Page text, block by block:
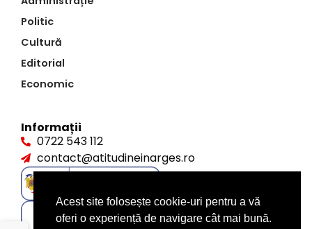
Politic
Cultură
Editorial
Economic
Informații
0722 543 112
contact@atitudineinarges.ro
Acest site folosește cookie-uri pentru a vă
oferi o experiență de navigare cât mai bună.